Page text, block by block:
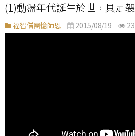
(1)動盪年代誕生於世，具足
福智僧團憶師恩 2015/08/19